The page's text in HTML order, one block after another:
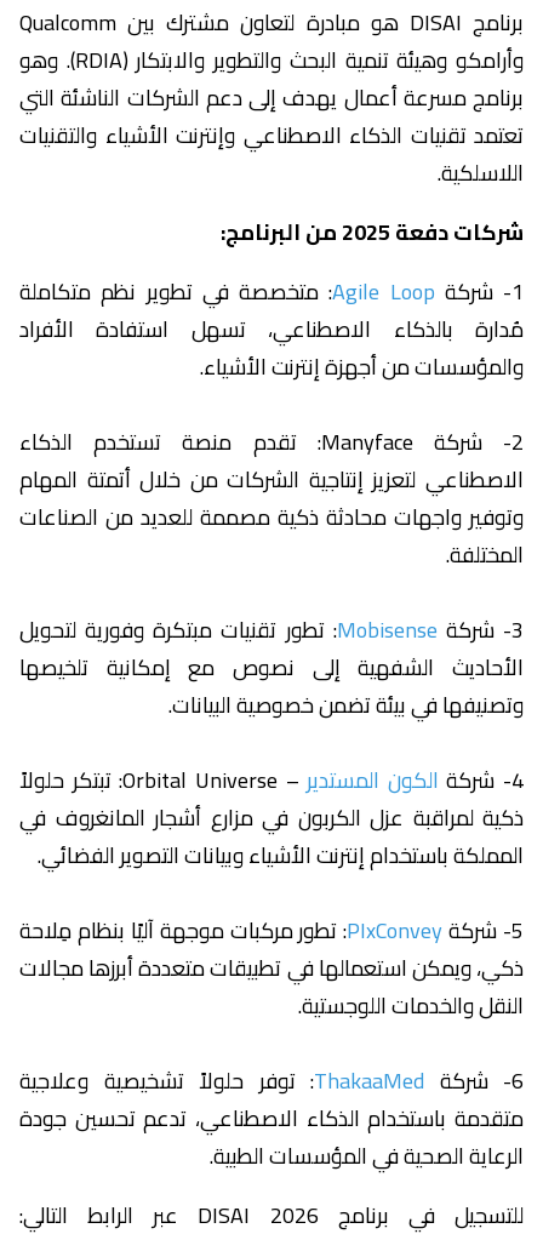
برنامج DISAI هو مبادرة لتعاون مشترك بين Qualcomm
وأرامكو وهيئة تنمية البحث والتطوير والابتكار (RDIA). وهو
برنامج مسرعة أعمال يهدف إلى دعم الشركات الناشئة التي
تعتمد تقنيات الذكاء الاصطناعي وإنترنت الأشياء والتقنيات
اللاسلكية.
شركات دفعة 2025 من البرنامج:
1- شركة
Agile Loop: متخصصة في تطوير نظم متكاملة
مُدارة بالذكاء الاصطناعي، تسهل استفادة الأفراد
والمؤسسات من أجهزة إنترنت الأشياء.
2- شركة Manyface: تقدم منصة تستخدم الذكاء
الاصطناعي لتعزيز إنتاجية الشركات من خلال أتمتة المهام
وتوفير واجهات محادثة ذكية مصممة للعديد من الصناعات
المختلفة.
3- شركة
Mobisense: تطور تقنيات مبتكرة وفورية لتحويل
الأحاديث الشفهية إلى نصوص مع إمكانية تلخيصها
وتصنيفها في بيئة تضمن خصوصية البيانات.
4- شركة
الكون المستدير
– Orbital Universe: تبتكر حلولاً
ذكية لمراقبة عزل الكربون في مزارع أشجار المانغروف في
المملكة باستخدام إنترنت الأشياء وبيانات التصوير الفضائي.
5- شركة
PIxConvey: تطور مركبات موجهة آليًا بنظام مِلاحة
ذكي، ويمكن استعمالها في تطبيقات متعددة أبرزها مجالات
النقل والخدمات اللوجستية.
6- شركة
ThakaaMed: توفر حلولاً تشخيصية وعلاجية
متقدمة باستخدام الذكاء الاصطناعي، تدعم تحسين جودة
الرعاية الصحية في المؤسسات الطبية.
للتسجيل في برنامج DISAI 2026 عبر الرابط التالي: